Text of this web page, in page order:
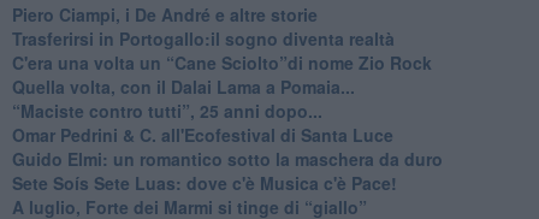
​Piero Ciampi, i De André e altre storie
​Trasferirsi in Portogallo:il sogno diventa realtà
​C'era una volta un “Cane Sciolto”di nome Zio Rock
Quella volta, con il Dalai Lama a Pomaia...
​“Maciste contro tutti”, 25 anni dopo...
​Omar Pedrini & C. all'Ecofestival di Santa Luce
Guido Elmi: un romantico sotto la maschera da duro
Sete Soís Sete Luas: dove c'è Musica c'è Pace!
​A luglio, Forte dei Marmi si tinge di “giallo”